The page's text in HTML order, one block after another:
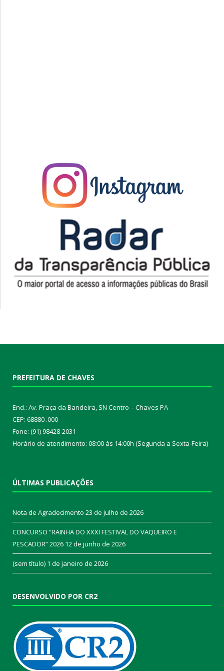
PREFEITURA DE CHAVES
End.: Av. Praça da Bandeira, SN Centro – Chaves PA
CEP: 68880 .000
Fone: (91) 98428-2031
Horário de atendimento: 08:00 às 14:00h (Segunda a Sexta-Feira)
ÚLTIMAS PUBLICAÇÕES
Nota de Agradecimento 23 de julho de 2026
CONCURSO “RAINHA DO XXXI FESTIVAL DO VAQUEIRO E
PESCADOR” 2026 12 de junho de 2026
(sem título) 1 de janeiro de 2026
DESENVOLVIDO POR CR2